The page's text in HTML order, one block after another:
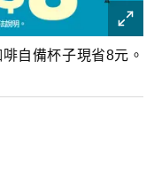
自備杯子現省8元。